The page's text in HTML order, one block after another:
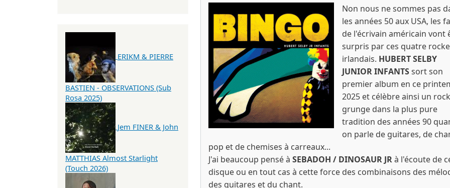
Non nous ne sommes pas
les années 50 aux USA, les
de l'écrivain américain vont
surpris par ces quatre
irlandais. HUBERT SELBY
JUNIOR INFANTSsort son
premier album en ce
2025 et célèbre ainsi un
grunge dans la plus pure
tradition des années 90
on parle de guitares, de
pop et de chemises à carreaux...
J'ai beaucoup pensé à SEBADOH / DINOSAUR JRà l'écoute de
disque ou en tout cas à cette force des combinaisons des
des guitares et du chant.
ERIKM & PIERRE
BASTIEN - OBSERVATIONS (Sub
Rosa 2025)
Jem FINER & John
MATTHIAS Almost Starlight
(Touch 2026)